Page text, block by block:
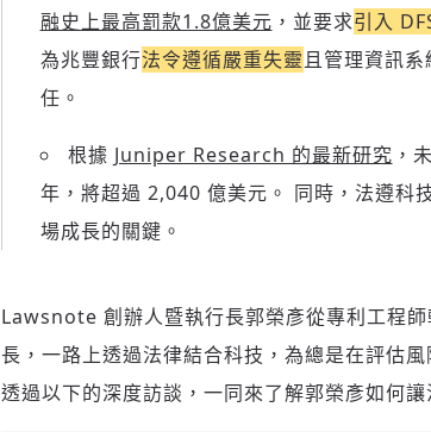
請輸
(
將
融史上最高罰款1.8億美元 ，並要求引入
為兆豐銀行法令遵循嚴重失靈且管理資訊
任。
根據 Juniper Research 的最新研究 ，
年，將超過 2,040 億美元。 同時，法遵科
場成長的關鍵。
Lawsnote 創辦人暨執行長郭榮彥從專利工程
長，一路上透過法律結合科技，為總是在評估
透過以下的深度訪談，一同來了解郭榮彥如何
邀請會員
分享
新增回應
運用段落闡述想法：表達
討論聚焦議題本身：尊重
文字
選擇留言文字給平台的使
陪你從「科技+人
35元/週解
成為付